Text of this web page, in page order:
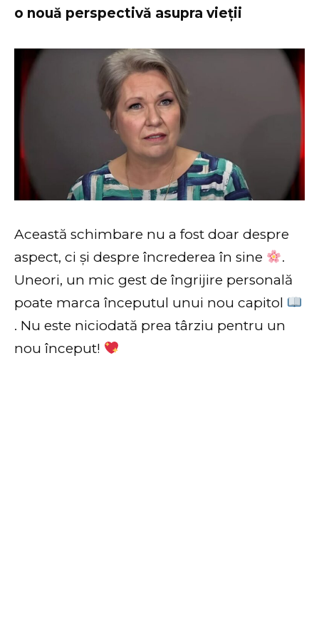
o nouă perspectivă asupra vieții
Această schimbare nu a fost doar despre
aspect, ci și despre încrederea în sine
.
Uneori, un mic gest de îngrijire personală
poate marca începutul unui nou capitol
. Nu este niciodată prea târziu pentru un
nou început!